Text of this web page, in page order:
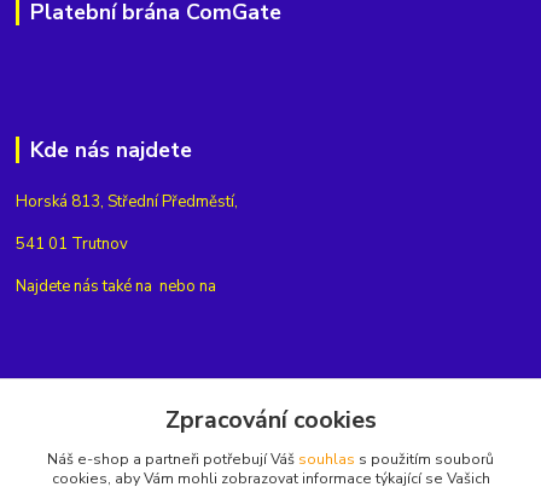
Platební brána ComGate
Kde nás najdete
Horská 813, Střední Předměstí,
541 01 Trutnov
Najdete nás také na nebo na
+420775654704
Zpracování cookies
Náš e-shop a partneři potřebují Váš souhlas s použitím souborů
cookies, aby Vám mohli zobrazovat informace týkající se Vašich